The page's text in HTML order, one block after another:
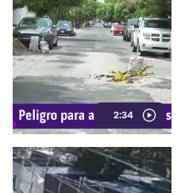
2:34